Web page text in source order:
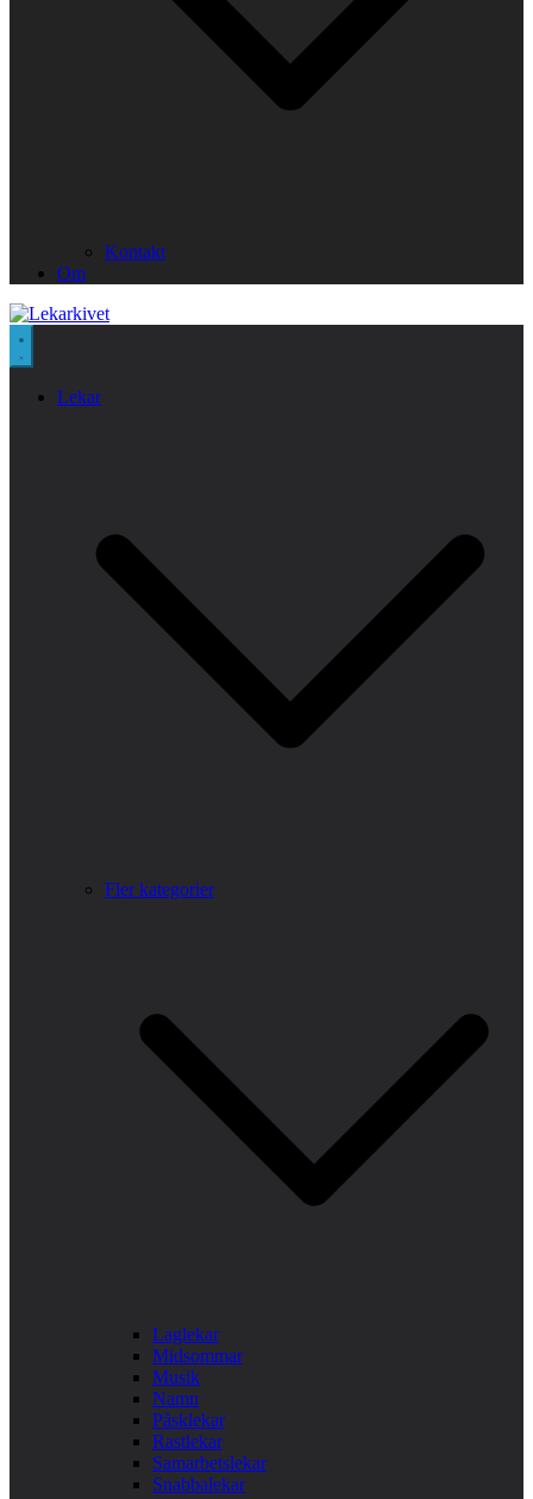
Kontakt
Om
Lekar
Fler kategorier
Laglekar
Midsommar
Musik
Namn
Påsklekar
Rastlekar
Samarbetslekar
Snabbalekar